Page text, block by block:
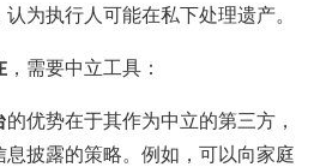
为执行人可能在私下处理遗产。
，需要中立工具：
的优势在于其作为中立的第三方，
披露的策略。例如，可以向家庭